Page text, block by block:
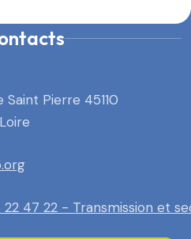
Pierre 45110
22 47 22 - Transmission et